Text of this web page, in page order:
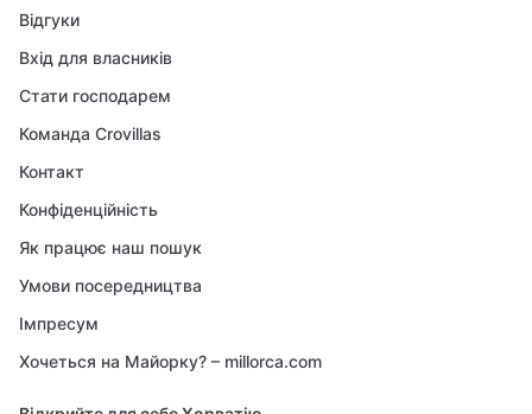
Відгуки
Вхід для власників
Стати господарем
Команда Crovillas
Контакт
Конфіденційність
Як працює наш пошук
Умови посередництва
Імпресум
Хочеться на Майорку? – millorca.com